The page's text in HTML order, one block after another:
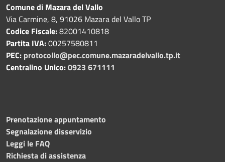
Comune di Mazara del Vallo
Via Carmine, 8, 91026 Mazara del Vallo TP
Codice Fiscale:82001410818
Partita IVA:00257580811
PEC: protocollo@pec.comune.mazaradelvallo.tp.it
Centralino Unico:0923 671111
Prenotazione appuntamento
Segnalazione disservizio
Leggi le FAQ
Richiesta di assistenza